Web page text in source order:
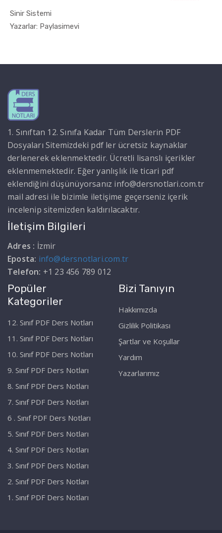
Sinir Sistemi
Yazarlar: Paylasimevi
1. Sınıftan 12. Sınıfa Kadar Tüm Derslerin PDF
Dosyaları Sitemizdeki pdf ler ücretsiz kaynaklar
derlenerek eklenmektedir. Ücretli lisanslı içerikler
eklenmemektedir. Eğer yanlışlık ile ticari pdf
eklendiğini düşünüyorsanız info@dersnotlari.com.tr
mail adresi ile bizimle iletişime geçerseniz içerik
incelenip sitemizden kaldırılacaktır.
İletişim Bilgileri
Adres : İzmir
Eposta: info@dersnotlari.com.tr
Telefon: +1 23 456 789 012
Popüler
Kategoriler
12. Sınıf PDF Ders Notları
11. Sınıf PDF Ders Notları
10. Sınıf PDF Ders Notları
9. Sınıf PDF Ders Notları
8. Sınıf PDF Ders Notları
7. Sınıf PDF Ders Notları
6 . Sınıf PDF Ders Notları
5. Sınıf PDF Ders Notları
4. Sınıf PDF Ders Notları
3. Sınıf PDF Ders Notları
2. Sınıf PDF Ders Notları
1. Sınıf PDF Ders Notları
Bizi Tanıyın
Hakkımızda
Gizlilik Politikası
Şartlar ve Koşullar
Yardım
Yazarlarımız